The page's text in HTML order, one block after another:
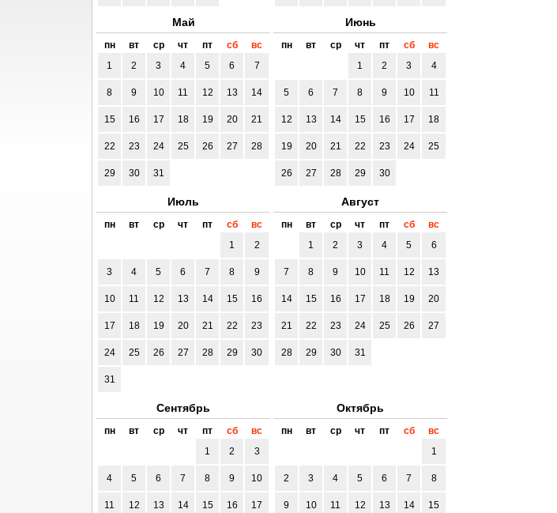
Май
пн вт ср чт пт сб
вс
1
2 3 4 5 6 7
8 9 10 11 12 13 14
15 16 17 18 19 20 21
22 23 24 25 26 27 28
29 30 31
Июнь
пн вт ср чт пт сб
вс
1
2 3 4
5 6 7 8 9 10 11
12 13 14 15 16 17 18
19 20 21 22 23 24 25
26 27 28 29 30
Июль
пн вт ср чт пт сб
вс
1
2
3 4 5 6 7 8 9
10 11 12 13 14 15 16
17 18 19 20 21 22 23
24 25 26 27 28 29 30
31
Август
пн вт ср чт пт сб
вс
1
2 3 4 5 6
7 8 9 10 11 12 13
14 15 16 17 18 19 20
21 22 23 24 25 26 27
28 29 30 31
Сентябрь
пн вт ср чт пт сб
вс
1
2 3
4 5 6 7 8 9 10
11 12 13 14 15 16 17
Октябрь
пн вт ср чт пт сб
вс
1
2 3 4 5 6 7 8
9 10 11 12 13 14 15